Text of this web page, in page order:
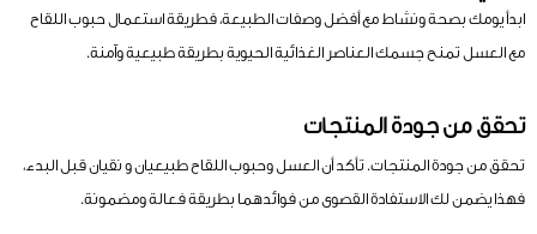
ابدأ يومك بصحة ونشاط مع أفضل وصفات الطبيعة، فطريقة استعمال حبوب اللقاح
مع العسل تمنح جسمك العناصر الغذائية الحيوية بطريقة طبيعية وآمنة.
تحقق من جودة المنتجات
تحقق من جودة المنتجات. تأكد أن العسل وحبوب اللقاح طبيعيان و نقيان قبل البدء،
فهذا يضمن لك الاستفادة القصوى من فوائدهما بطريقة فعالة ومضمونة.